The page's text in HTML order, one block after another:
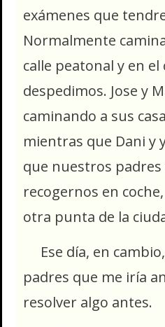
exámenes que
Normalmente
calle peatonal y en el
despedimos. Jose y
caminando a sus
mientras que Dani y
que nuestros padres
recogernos en
otra punta de la
Ese día, en
padres que me iría
resolver algo antes.